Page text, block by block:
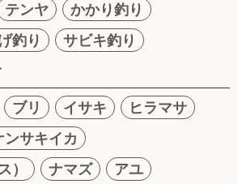
テンヤ
かかり釣り
釣り
サビキ釣り
ブリ イサキ
ヒラマサ
ンサキイカ
）
ナマズ
アユ